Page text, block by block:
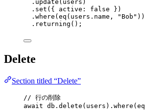
. update (users)
. set ({ active: false })
. where ( eq (users . name , " Bob " ))
. returning ();
Delete
Section titled “Delete”
// 行の削除
await db . delete (users) . where ( eq